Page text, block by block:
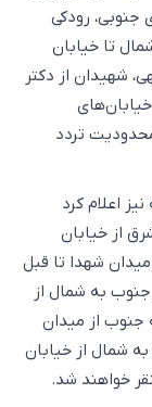
جنوبی، رودکی
تا خیابان
شهیدان از دکتر
تردد
اعلام کرد
از خیابان
شهدا تا قبل
به شمال از
جنوب از میدان
شمال از خیابان
خواهند شد.